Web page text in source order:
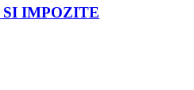
IMPOZITE